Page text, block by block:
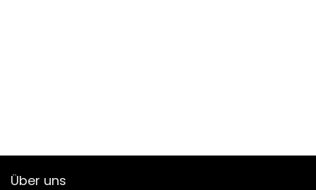
Über uns